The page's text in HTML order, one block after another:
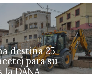
destina 25
para su
DANA